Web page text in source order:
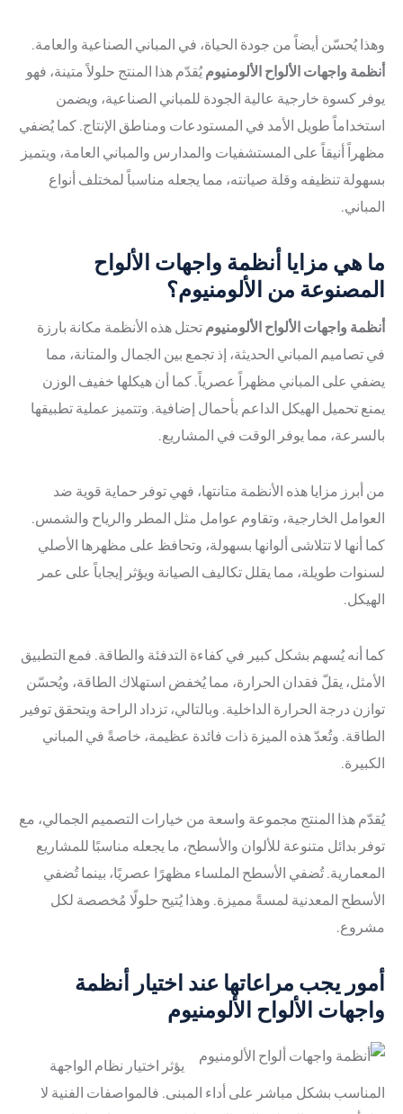
وهذا يُحسّن أيضاً من جودة الحياة، في المباني الصناعية والعامة.
أنظمة واجهات الألواح الألومنيوميُقدّم هذا المنتج حلولاً متينة، فهو
يوفر كسوة خارجية عالية الجودة للمباني الصناعية، ويضمن
استخداماً طويل الأمد في المستودعات ومناطق الإنتاج. كما يُضفي
مظهراً أنيقاً على المستشفيات والمدارس والمباني العامة، ويتميز
بسهولة تنظيفه وقلة صيانته، مما يجعله مناسباً لمختلف أنواع
المباني.
ما هي مزايا أنظمة واجهات الألواح
المصنوعة من الألومنيوم؟
أنظمة واجهات الألواح الألومنيومتحتل هذه الأنظمة مكانة بارزة
في تصاميم المباني الحديثة، إذ تجمع بين الجمال والمتانة، مما
يضفي على المباني مظهراً عصرياً. كما أن هيكلها خفيف الوزن
يمنع تحميل الهيكل الداعم بأحمال إضافية. وتتميز عملية تطبيقها
بالسرعة، مما يوفر الوقت في المشاريع.
من أبرز مزايا هذه الأنظمة متانتها، فهي توفر حماية قوية ضد
العوامل الخارجية، وتقاوم عوامل مثل المطر والرياح والشمس.
كما أنها لا تتلاشى ألوانها بسهولة، وتحافظ على مظهرها الأصلي
لسنوات طويلة، مما يقلل تكاليف الصيانة ويؤثر إيجاباً على عمر
الهيكل.
كما أنه يُسهم بشكل كبير في كفاءة التدفئة والطاقة. فمع التطبيق
الأمثل، يقلّ فقدان الحرارة، مما يُخفض استهلاك الطاقة، ويُحسّن
توازن درجة الحرارة الداخلية. وبالتالي، تزداد الراحة ويتحقق توفير
الطاقة. وتُعدّ هذه الميزة ذات فائدة عظيمة، خاصةً في المباني
الكبيرة.
يُقدّم هذا المنتج مجموعة واسعة من خيارات التصميم الجمالي، مع
توفر بدائل متنوعة للألوان والأسطح، ما يجعله مناسبًا للمشاريع
المعمارية. تُضفي الأسطح الملساء مظهرًا عصريًا، بينما تُضفي
الأسطح المعدنية لمسةً مميزة. وهذا يُتيح حلولًا مُخصصة لكل
مشروع.
أمور يجب مراعاتها عند اختيار أنظمة
واجهات الألواح الألومنيوم
يؤثر اختيار نظام الواجهة
المناسب بشكل مباشر على أداء المبنى. فالمواصفات الفنية لا